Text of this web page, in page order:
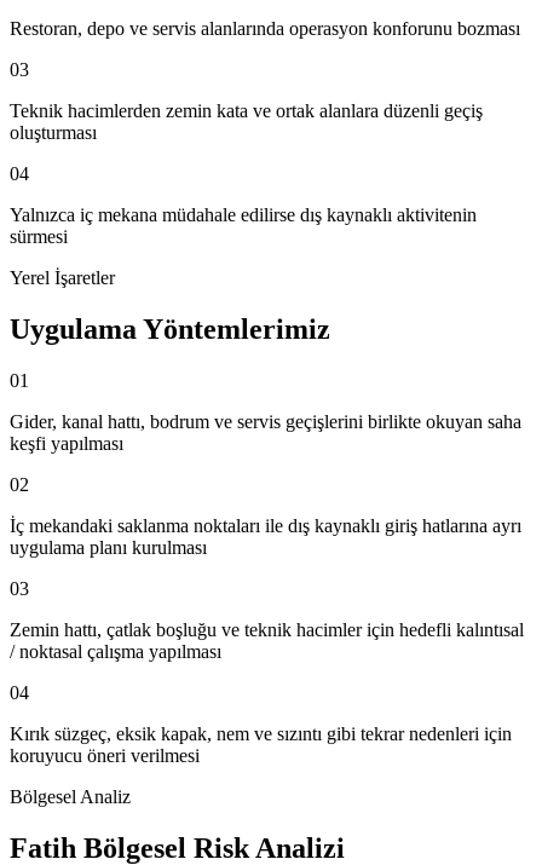
Restoran, depo ve servis alanlarında operasyon konforunu bozması
03
Teknik hacimlerden zemin kata ve ortak alanlara düzenli geçiş
oluşturması
04
Yalnızca iç mekana müdahale edilirse dış kaynaklı aktivitenin
sürmesi
Yerel İşaretler
Uygulama Yöntemlerimiz
01
Gider, kanal hattı, bodrum ve servis geçişlerini birlikte okuyan saha
keşfi yapılması
02
İç mekandaki saklanma noktaları ile dış kaynaklı giriş hatlarına ayrı
uygulama planı kurulması
03
Zemin hattı, çatlak boşluğu ve teknik hacimler için hedefli kalıntısal
/ noktasal çalışma yapılması
04
Kırık süzgeç, eksik kapak, nem ve sızıntı gibi tekrar nedenleri için
koruyucu öneri verilmesi
Bölgesel Analiz
Fatih Bölgesel Risk Analizi